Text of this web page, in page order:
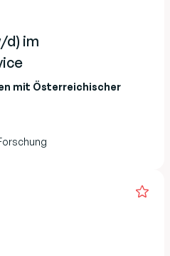
d) im
mit Österreichischer